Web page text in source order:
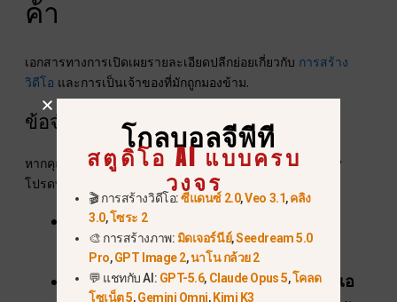
ค้า
เอกสารทางการเปิดเผยรายละเอียดปลีกย่อยเกี่ยวกับ การสร้าง
วิดีโอ และการเป็นเจ้าของที่มักถูกมองข้าม.
ข้อจำกัดในการสร้างวิดีโอ
หากคุณวางแผนที่จะใช้คุณสมบัติวิดีโอใหม่ของ Midjourney
โปรดทราบขีดจำกัดความละเอียดเหล่านี้:
แผนพื้นฐาน:
มาตรฐาน) วิดีโอเท่านั้น.
แผนมาตรฐาน (โหมดผ่อนคลาย):สร้าง เอ
โกลบอลจีพีที
สตูดิโอ AI แบบครบ
วงจร
🎬 การสร้างวิดีโอ:ซีแดนซ์ 2.0,Veo 3.1,คลิง
3.0,โซระ 2
🎨 การสร้างภาพ: มิดเจอร์นีย์,Seedream 5.0
Pro,GPT Image 2,นาโน กล้วย 2
💬 แชทกับ AI: GPT-5.6, Claude Opus 5,โคลด
โซเน็ต 5,Gemini Omni, Kimi K3